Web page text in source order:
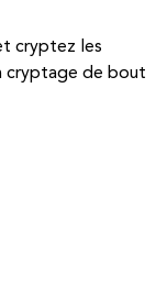
cryptez les
cryptage de bout